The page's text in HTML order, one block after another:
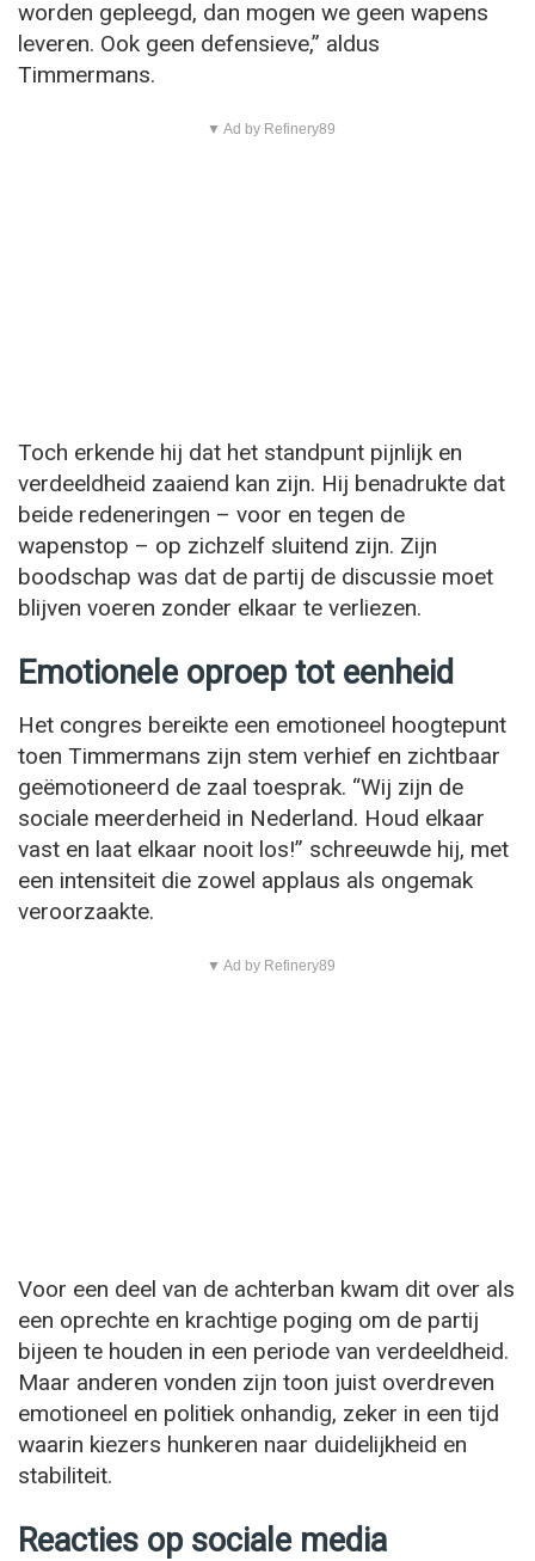
worden gepleegd, dan mogen we geen wapens
leveren. Ook geen defensieve,” aldus
Timmermans.
▼ Ad by Refinery89
Toch erkende hij dat het standpunt pijnlijk en
verdeeldheid zaaiend kan zijn. Hij benadrukte dat
beide redeneringen – voor en tegen de
wapenstop – op zichzelf sluitend zijn. Zijn
boodschap was dat de partij de discussie moet
blijven voeren zonder elkaar te verliezen.
Emotionele oproep tot eenheid
Het congres bereikte een emotioneel hoogtepunt
toen Timmermans zijn stem verhief en zichtbaar
geëmotioneerd de zaal toesprak. “Wij zijn de
sociale meerderheid in Nederland. Houd elkaar
vast en laat elkaar nooit los!” schreeuwde hij, met
een intensiteit die zowel applaus als ongemak
veroorzaakte.
▼ Ad by Refinery89
Voor een deel van de achterban kwam dit over als
een oprechte en krachtige poging om de partij
bijeen te houden in een periode van verdeeldheid.
Maar anderen vonden zijn toon juist overdreven
emotioneel en politiek onhandig, zeker in een tijd
waarin kiezers hunkeren naar duidelijkheid en
stabiliteit.
Reacties op sociale media